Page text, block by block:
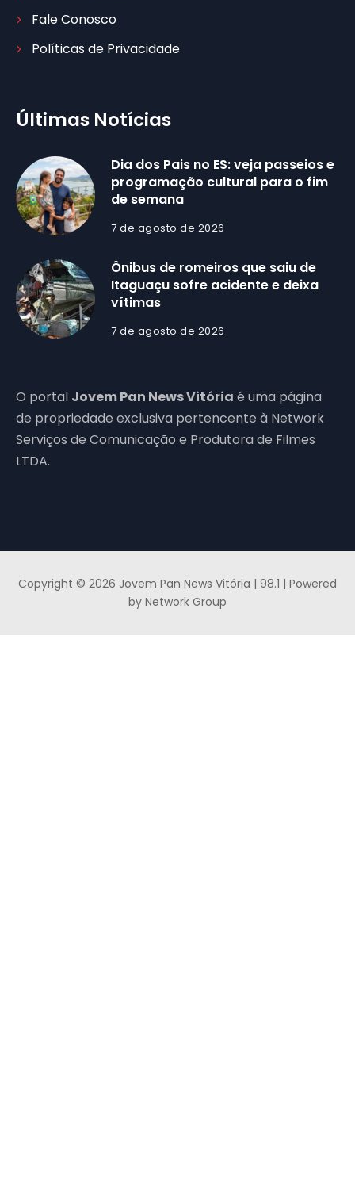
Fale Conosco
Políticas de Privacidade
Últimas Notícias
Dia dos Pais no ES: veja passeios e
programação cultural para o fim
de semana
7 de agosto de 2026
Ônibus de romeiros que saiu de
Itaguaçu sofre acidente e deixa
vítimas
7 de agosto de 2026
O portal Jovem Pan News Vitória é uma página
de propriedade exclusiva pertencente à Network
Serviços de Comunicação e Produtora de Filmes
LTDA.
Copyright © 2026 Jovem Pan News Vitória | 98.1 | Powered
by Network Group